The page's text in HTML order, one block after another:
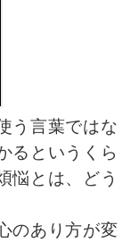
う言葉ではな
るというくら
悩とは、どう
のあり方が変